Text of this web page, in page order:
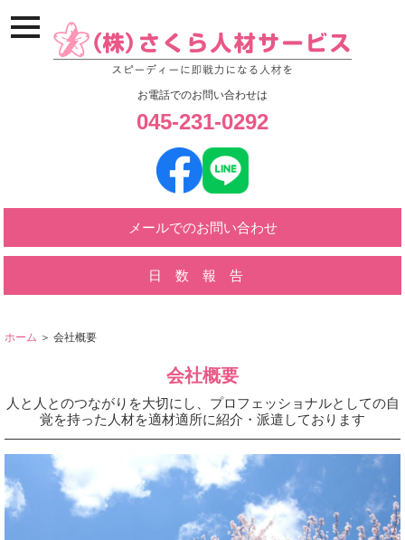
ナ
ビ
お電話でのお問い合わせは
045-231-0292
お問い合わせ
日数報告
ホーム ＞ 会社概要
会社概要
人と人とのつながりを大切にし、プロフェッショナルとしての自
覚を持った人材を適材適所に紹介・派遣しております